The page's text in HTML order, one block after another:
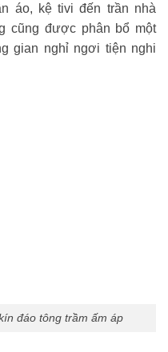
áo, kệ tivi đến trần nhà
cũng được phân bổ một
gian nghỉ ngơi tiện nghi
đáo tông trầm ấm áp